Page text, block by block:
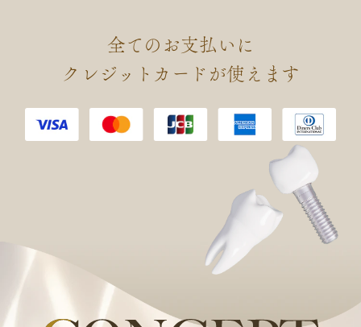
法人 日本口腔インプラント学
会 認定 口腔インプラント専門
全てのお支払いに
クレジットカードが使えます